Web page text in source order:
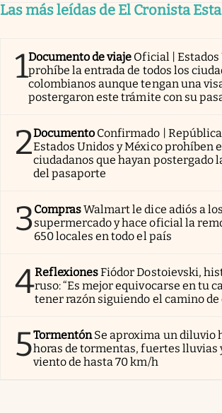
Las más leídas de El Cronista
1Documento de viaje Oficial | Estados
prohíbe la entrada de todos los
colombianos aunque tengan una
postergaron este trámite con su
2Documento Confirmado |
Estados Unidos y México prohíben
ciudadanos que hayan postergado
del pasaporte
3ComprasWalmart le dice adiós a
supermercado y hace oficial la
650 locales en todo el país
4ReflexionesFiódor Dostoievski,
ruso: “Es mejor equivocarse en tu
tener razón siguiendo el camino de
5TormentónSe aproxima un diluvio
horas de tormentas, fuertes lluvias
viento de hasta 70 km/h